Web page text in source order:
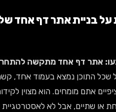
אתר דף אחד שלא
דף אחד מתקשה להתחרות על
נמצא בעמוד אחד, קשה לגוגל
מומחים. הוא מצוין לקידום
אבל לא לאסטרטגיית תוכן